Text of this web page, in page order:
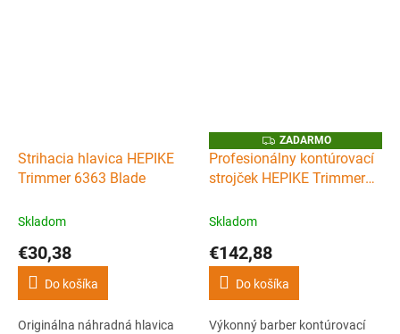
Strihacia hlavica HEPIKE
Trimmer 6363 Blade
Skladom
€30,38
Do košíka
Originálna náhradná hlavica
Z
A
D
A
ZADARMO
Profesionálny kontúrovací
strojček HEPIKE Trimmer
Skladom
€142,88
Do košíka
Výkonný barber kontúrovací